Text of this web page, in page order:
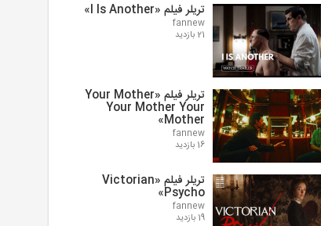
تریلر فیلم «I Is Another»
fannew
21 بازدید
تریلر فیلم «Your Mother
Your Mother Your
Mother»
fannew
16 بازدید
تریلر فیلم «Victorian
Psycho»
fannew
19 بازدید